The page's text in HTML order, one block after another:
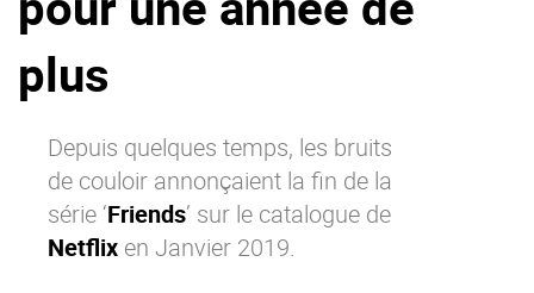
Pourquoi eXo
Internationalisation
No code
Intégrations
IA maitrisée
plus
Depuis quelques temps, les bruits
de couloir annonçaient la fin de la
série ‘Friends’ sur le catalogue de
Netflix en Janvier 2019.